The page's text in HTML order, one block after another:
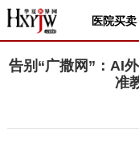
医院买卖
告别“广撒网”：AI
准